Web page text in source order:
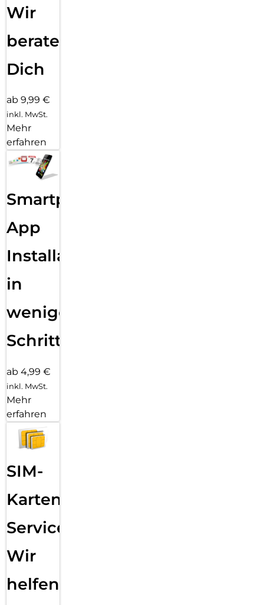
Wir
beraten
Dich
ab 9,99 €
inkl. MwSt.
Mehr
erfahren
Smartphone
App
Installation
in
wenigen
Schritten
ab 4,99 €
inkl. MwSt.
Mehr
erfahren
SIM-
Karten
Service:
Wir
helfen